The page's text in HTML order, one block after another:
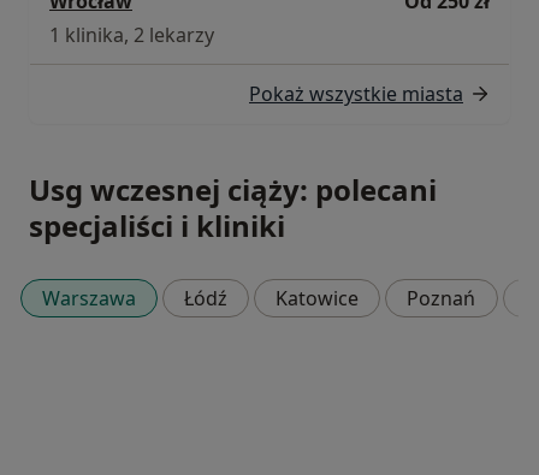
1 klinika, 2 lekarzy
Pokaż wszystkie miasta
Usg wczesnej ciąży: polecani
specjaliści i kliniki
Warszawa Łódź Katowice Poznań